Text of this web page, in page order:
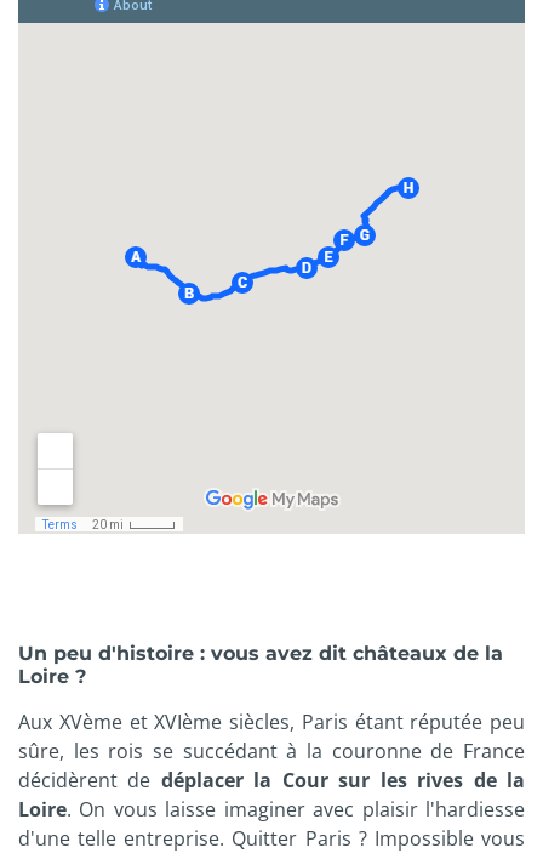
Un peu d'histoire : vous avez dit châteaux de la
Loire ?
Aux XVème et XVIème siècles, Paris étant réputée peu
sûre, les rois se succédant à la couronne de France
décidèrent de déplacer la Cour sur les rives de la
Loire. On vous laisse imaginer avec plaisir l'hardiesse
d'une telle entreprise. Quitter Paris ? Impossible vous